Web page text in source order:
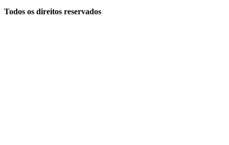
Todos os direitos reservados